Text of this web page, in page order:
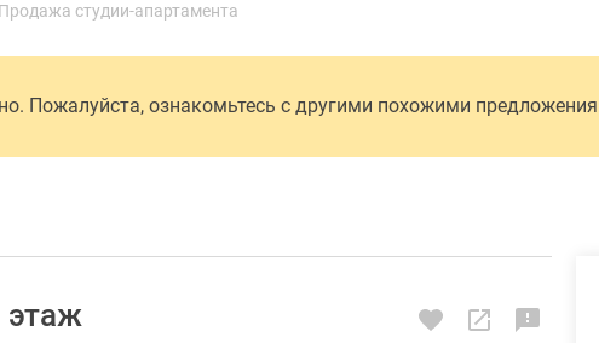
Продажа студии-апартамента
Пожалуйста, ознакомьтесь с другими похожими
этаж